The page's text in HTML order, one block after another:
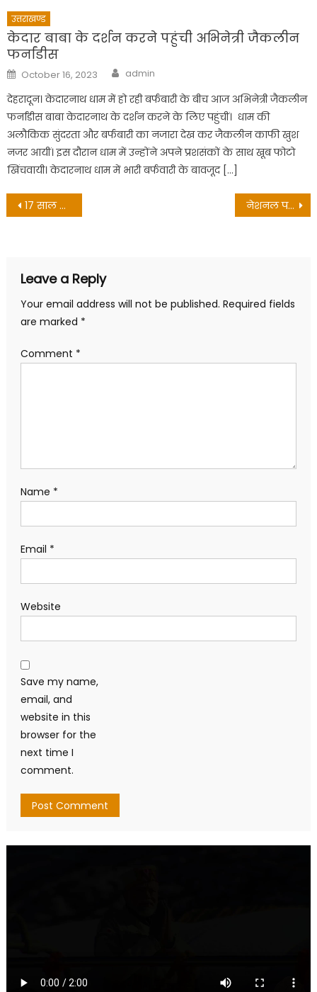
उत्तराखण्ड
केदार बाबा के दर्शन करने पहुंची अभिनेत्री जैकलीन
फर्नांडीस
Posted
on
October 16, 2023 Author
admin
देहरादून। केदारनाथ धाम में हो रही बर्फबारी के बीच आज अभिनेत्री जैकलीन
फर्नांडीस बाबा केदारनाथ के दर्शन करने के लिए पहुंचीं। धाम की
अलौकिक सुंदरता और बर्फबारी का नजारा देख कर जैकलीन काफी खुश
नजर आयीं। इस दौरान धाम में उन्होंने अपने प्रशसंकों के साथ खूब फोटो
खिंचवायी। केदारनाथ धाम में भारी बर्फवारी के बावजूद […]
Post
17 साल के किशोर ने फांसी लगाकर की आत्महत्या नेशनल पब्लिक स्कूल में गठित हुई बाल संसद
Leave a Reply
Your email address will not be published. Required fields
are marked *
Comment *
Name *
Email *
Website
Save my name,
email, and
website in this
browser for the
next time I
comment.